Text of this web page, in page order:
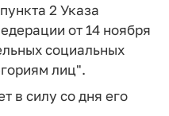
2 Указа
от 14 ноября
социальных
лиц".
в силу со дня его